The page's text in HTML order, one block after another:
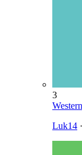
3
Luk14